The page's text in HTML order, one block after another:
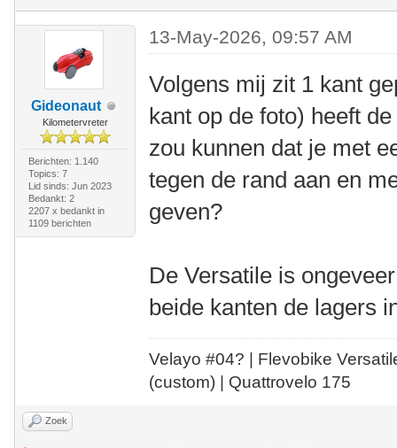
Gideonaut
Kilometervreter
Berichten: 1.140
Topics: 7
Lid sinds: Jun 2023
Bedankt: 2
2207 x bedankt in
1109 berichten
13-May-2026, 09:57 AM
Volgens mij zit 1 kant
kant op de foto) heeft
zou kunnen dat je met
tegen de rand aan en
geven?
De Versatile is
beide kanten de lagers
Velayo #04? | Flevobike
(custom) | Quattrovelo 175
Zoek